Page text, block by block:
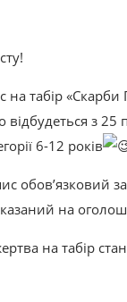
СВІДЧЕННЯ
КОНТАКТИ
о. Терентій
табір «Скарби
відбудеться з 25
6-12 років
обов’язковий
на
на табір